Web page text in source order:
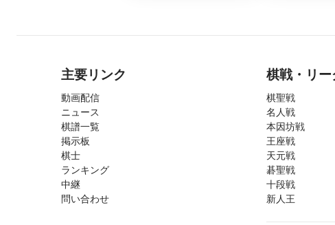
主要リンク
動画配信
ニュース
棋譜一覧
掲示板
棋士
ランキング
中継
問い合わせ
棋戦・リー
棋聖戦
名人戦
本因坊戦
王座戦
天元戦
碁聖戦
十段戦
新人王